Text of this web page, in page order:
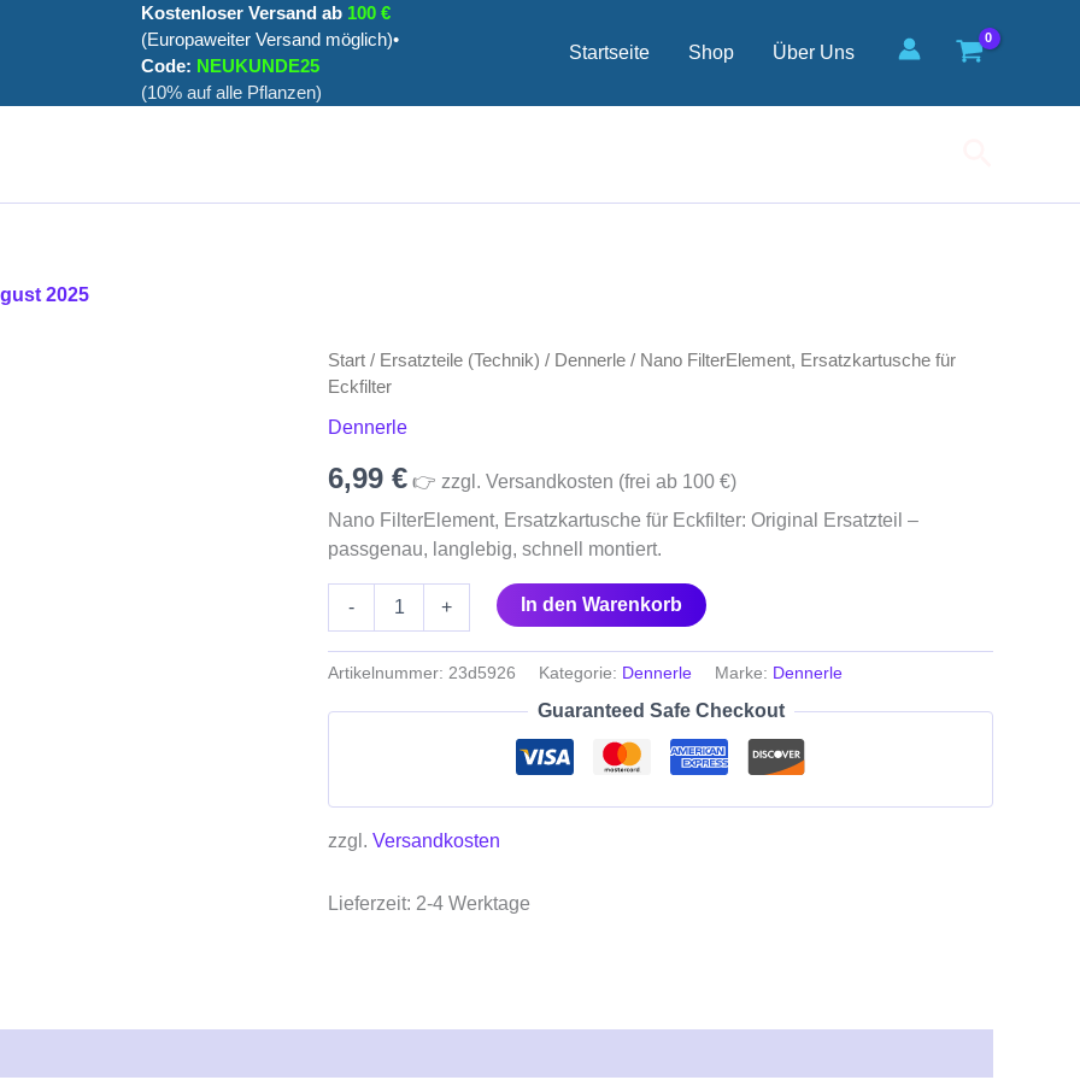
Kostenloser Versand ab 100 €
(Europaweiter Versand möglich)•
Code: NEUKUNDE25
(10% auf alle Pflanzen)
Startseite Shop Über Uns
2025
Start / Ersatzteile (Technik) / Dennerle / Nano FilterElement, Ersatzkartusche für
Eckfilter
Dennerle
6,99 € 👉 zzgl. Versandkosten (frei ab 100 €)
Nano FilterElement, Ersatzkartusche für Eckfilter: Original Ersatzteil –
passgenau, langlebig, schnell montiert.
-
Nano
FilterElement,
für
Menge
+ In den Warenkorb
Artikelnummer: 23d5926 Kategorie: Dennerle Marke: Dennerle
Guaranteed Safe Checkout
zzgl. Versandkosten
Lieferzeit: 2-4 Werktage
Menge